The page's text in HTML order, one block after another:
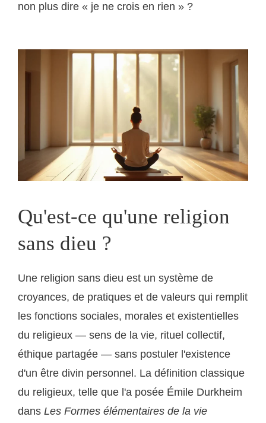
non plus dire « je ne crois en rien » ?
Qu'est-ce qu'une religion
sans dieu ?
Une religion sans dieu est un système de
croyances, de pratiques et de valeurs qui remplit
les fonctions sociales, morales et existentielles
du religieux — sens de la vie, rituel collectif,
éthique partagée — sans postuler l'existence
d'un être divin personnel. La définition classique
du religieux, telle que l'a posée Émile Durkheim
dans Les Formes élémentaires de la vie